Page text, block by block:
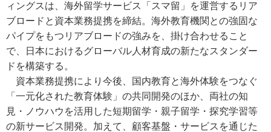
ィングスは、海外留学サービス「スマ留」を運営するリア
ブロードと資本業務提携を締結。海外教育機関との強固な
パイプをもつリアブロードの強みを、掛け合わせること
で、日本におけるグローバル人材育成の新たなスタンダー
ドを構築する。
資本業務提携により今後、国内教育と海外体験をつなぐ
「一元化された教育体験」の共同開発のほか、両社の知
見・ノウハウを活用した短期留学・親子留学・探究学習等
の新サービス開発。加えて、顧客基盤・サービスを通じた